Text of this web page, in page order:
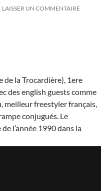
LAISSER UN COMMENTAIRE
de la Trocardière), 1ere
des english guests comme
meilleur freestyler français,
conjugués. Le
l’année 1990 dans la